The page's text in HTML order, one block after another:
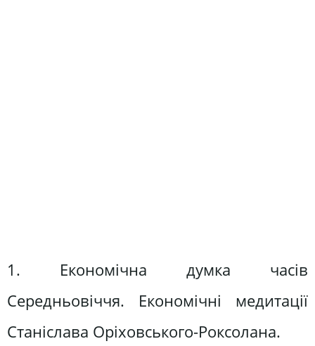
1. Економічна думка часів
Середньовіччя. Економічні медитації
Станіслава Оріховського-Роксолана.